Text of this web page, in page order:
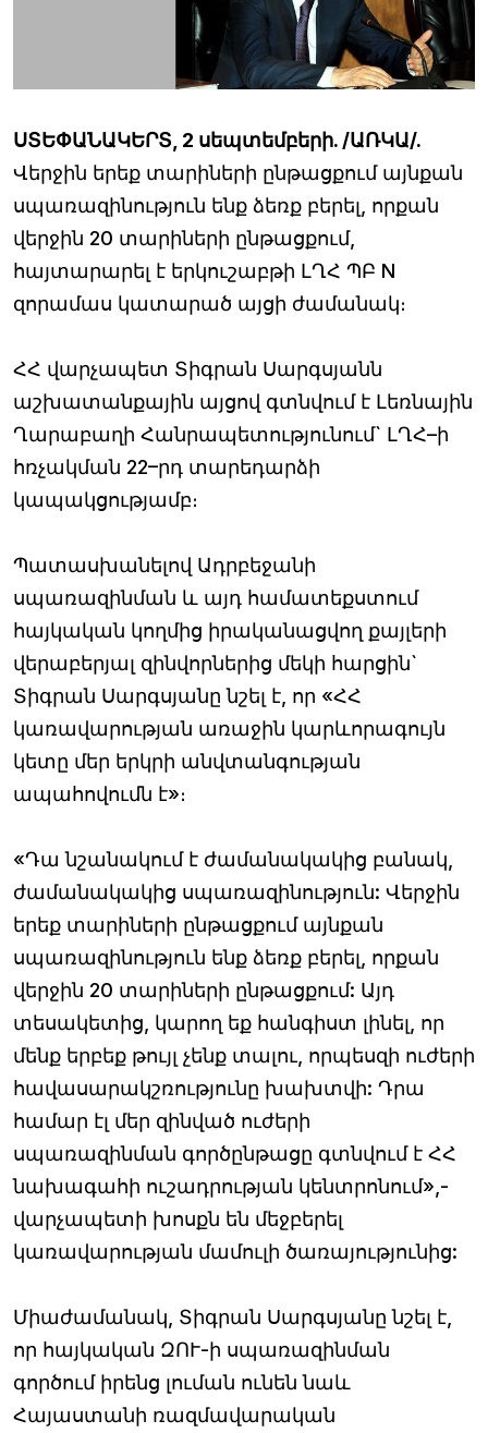
ՍՏԵՓԱՆԱԿԵՐՏ, 2 սեպտեմբերի. /ԱՌԿԱ/.
Վերջին երեք տարիների ընթացքում այնքան
սպառազինություն ենք ձեռք բերել, որքան
վերջին 20 տարիների ընթացքում,
հայտարարել է երկուշաբթի ԼՂՀ ՊԲ N
զորամաս կատարած այցի ժամանակ։
ՀՀ վարչապետ Տիգրան Սարգսյանն
աշխատանքային այցով գտնվում է Լեռնային
Ղարաբաղի Հանրապետությունում` ԼՂՀ–ի
հռչակման 22–րդ տարեդարձի
կապակցությամբ։
Պատասխանելով Ադրբեջանի
սպառազինման և այդ համատեքստում
հայկական կողմից իրականացվող քայլերի
վերաբերյալ զինվորներից մեկի հարցին`
Տիգրան Սարգսյանը նշել է, որ «ՀՀ
կառավարության առաջին կարևորագույն
կետը մեր երկրի անվտանգության
ապահովումն է»։
«Դա նշանակում է ժամանակակից բանակ,
ժամանակակից սպառազինություն: Վերջին
երեք տարիների ընթացքում այնքան
սպառազինություն ենք ձեռք բերել, որքան
վերջին 20 տարիների ընթացքում: Այդ
տեսակետից, կարող եք հանգիստ լինել, որ
մենք երբեք թույլ չենք տալու, որպեսզի ուժերի
հավասարակշռությունը խախտվի: Դրա
համար էլ մեր զինված ուժերի
սպառազինման գործընթացը գտնվում է ՀՀ
նախագահի ուշադրության կենտրոնում»,-
վարչապետի խոսքն են մեջբերել
կառավարության մամուլի ծառայությունից:
Միաժամանակ, Տիգրան Սարգսյանը նշել է,
որ հայկական ԶՈՒ-ի սպառազինման
գործում իրենց լուման ունեն նաև
Հայաստանի ռազմավարական